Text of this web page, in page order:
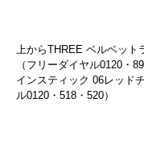
上からTHREE ベルベッ
（フリーダイヤル0120・
インスティック 06レッド
ル0120・518・520）